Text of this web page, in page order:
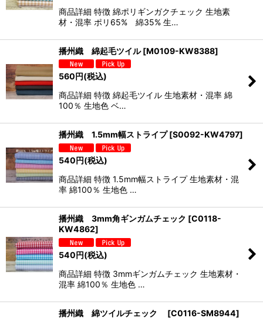
絞り込む
商品詳細 特徴 綿ポリギンガクチェック 生地素
材・混率 ポリ65% 綿35% 生…
播州織 綿起毛ツイル [M0109-KW8388]
560円(税込)
商品詳細 特徴 綿起毛ツイル 生地素材・混率 綿
100％ 生地色 ベ…
播州織 1.5mm幅ストライプ [S0092-KW4797]
540円(税込)
商品詳細 特徴 1.5mm幅ストライプ 生地素材・混
率 綿100％ 生地色 …
播州織 3mm角ギンガムチェック [C0118-
KW4862]
540円(税込)
商品詳細 特徴 3mmギンガムチェック 生地素材・
混率 綿100％ 生地色 …
播州織 綿ツイルチェック [C0116-SM8944]